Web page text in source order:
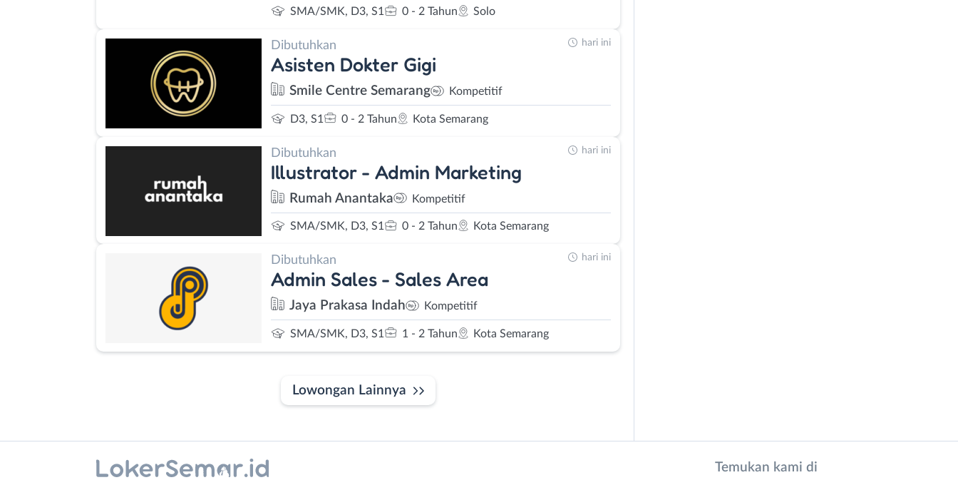
SMA/SMK, D3, S1 0 - 2 Tahun Solo
Dibutuhkan
Asisten Dokter Gigi
Smile Centre Semarang Kompetitif
D3, S1 0 - 2 Tahun Kota Semarang
hari ini
Dibutuhkan
Illustrator - Admin Marketing
Rumah Anantaka Kompetitif
SMA/SMK, D3, S1 0 - 2 Tahun Kota Semarang
hari ini
Dibutuhkan
Admin Sales - Sales Area
Jaya Prakasa Indah Kompetitif
SMA/SMK, D3, S1 1 - 2 Tahun Kota Semarang
hari ini
Lowongan Lainnya
Temukan kami di